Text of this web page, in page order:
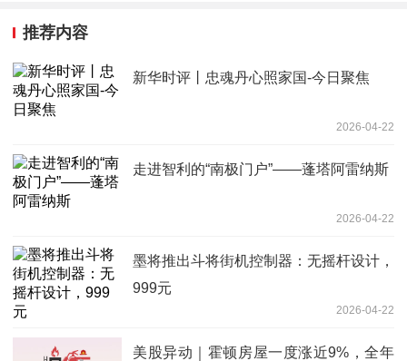
推荐内容
新华时评丨忠魂丹心照家国-今日聚焦
2026-04-22
走进智利的“南极门户”——蓬塔阿雷纳斯
2026-04-22
墨将推出斗将街机控制器：无摇杆设计，
999元
2026-04-22
美股异动｜霍顿房屋一度涨近9%，全年